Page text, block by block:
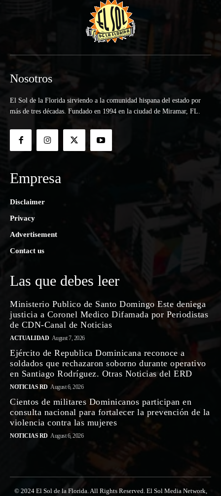
Nosotros
El Sol de la Florida sirviendo a la comunidad hispana del estado por
más de tres décadas. Fundado en 1994 en la ciudad de Miramar, FL.
Empresa
Disclaimer
Privacy
Advertisement
Contact us
Las que debes leer
Ministerio Publico de Santo Domingo Este deniega
justicia a Coronel Medico Difamada por Periodistas
de CDN-Canal de Noticias
ACTUALIDAD August 7, 2026
Ejército de Republica Dominicana reconoce a
soldados que rechazaron soborno durante operativo
en Santiago Rodríguez. Otras Noticias del ERD
NOTICIAS RD August 6, 2026
Cientos de militares Dominicanos participan en
consulta nacional para fortalecer la prevención de la
violencia contra las mujeres
NOTICIAS RD August 6, 2026
© 2024 El Sol de la Florida. All Rights Reserved. El Sol Media Network,